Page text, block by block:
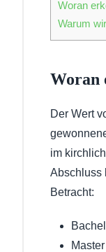
Woran
Warum
Woran
Der Wert
im
Abschluss
Betracht:
Master